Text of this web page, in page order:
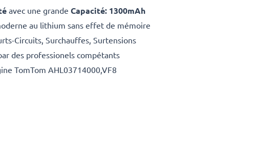
avec une grande Capacité: 1300mAh
au lithium sans effet de mémoire
Circuits, Surchauffes, Surtensions
des professionels compétants
TomTom AHL03714000,VF8